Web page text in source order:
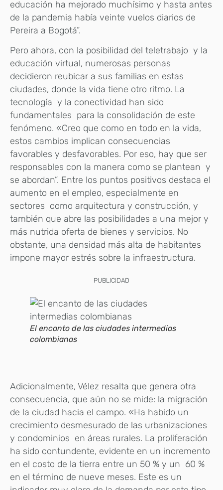
educación ha mejorado muchísimo y hasta antes
de la pandemia había veinte vuelos diarios de
Pereira a Bogotá”.
Pero ahora, con la posibilidad del teletrabajo y la
educación virtual, numerosas personas
decidieron reubicar a sus familias en estas
ciudades, donde la vida tiene otro ritmo. La
tecnología y la conectividad han sido
fundamentales para la consolidación de este
fenómeno. «Creo que como en todo en la vida,
estos cambios implican consecuencias
favorables y desfavorables. Por eso, hay que ser
responsables con la manera como se plantean y
se abordan”. Entre los puntos positivos destaca el
aumento en el empleo, especialmente en
sectores como arquitectura y construcción, y
también que abre las posibilidades a una mejor y
más nutrida oferta de bienes y servicios. No
obstante, una densidad más alta de habitantes
impone mayor estrés sobre la infraestructura.
PUBLICIDAD
El encanto de las ciudades intermedias
colombianas
Adicionalmente, Vélez resalta que genera otra
consecuencia, que aún no se mide: la migración
de la ciudad hacia el campo. «Ha habido un
crecimiento desmesurado de las urbanizaciones
y condominios en áreas rurales. La proliferación
ha sido contundente, evidente en un incremento
en el costo de la tierra entre un 50 % y un 60 %
en el término de nueve meses. Este es un